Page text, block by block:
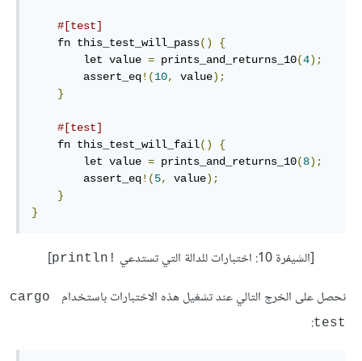
#[test]
    fn this_test_will_pass
()
{
        let value
= prints_and_returns_10(4);
        assert_eq
!(10, value);
}
#[test]
    fn this_test_will_fail
()
{
        let value
= prints_and_returns_10(8);
        assert_eq
!(5, value);
}
}
[الشيفرة 10: اختبارات للدالة التي تستدعي println!‎
]
نحصل على الخرج التالي عند تشغيل هذه الاختبارات باستخدام
cargo
test
: